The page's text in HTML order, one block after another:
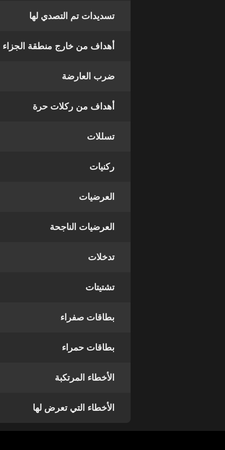
تسديدات تم التصدي لها
أهداف من خارج منطقة الجزاء
ضرب العارضة
أهداف من ركلات حرة
تسللات
ركنيات
العرضيات
العرضيات الناجحة
تدخلات
تشتيتات
بطاقات صفراء
بطاقات حمراء
الأخطاء المرتكبة
الأخطاء التي تعرض لها